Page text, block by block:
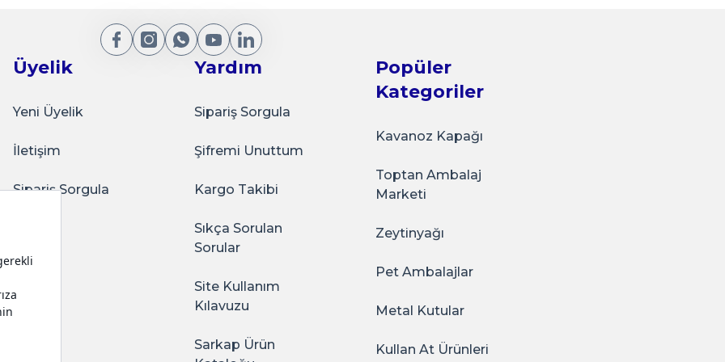
Gönder
Sarı 25'li 18X8X24 Beyaz Burgu Saplı Kraft Kağıt Poşet Çanta AçıkPembe
Sepete Ekle
Üyelik
Yeni Üyelik
İletişim
Sipariş Sorgula
Yardım
Sipariş Sorgula
Şifremi Unuttum
Kargo Takibi
Sıkça Sorulan
Sorular
Site Kullanım
Kılavuzu
Sarkap Ürün
Popüler
Kategoriler
Kavanoz Kapağı
Toptan Ambalaj
Marketi
Zeytinyağı
Pet Ambalajlar
Metal Kutular
Kullan At Ürünleri